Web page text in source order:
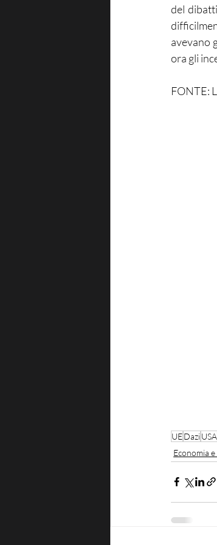
del
avevano
ora gli
FONTE:
UEDaziUSA
Economia